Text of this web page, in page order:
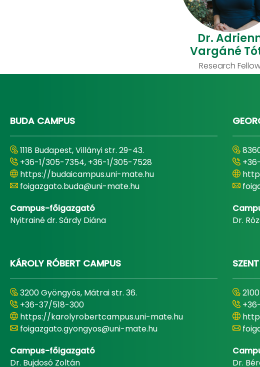
Dr.
Vargáné
Research
BUDA CAMPUS
1118 Budapest, Villányi str. 29-43.
+36-1/305-7354, +36-1/305-7528
https://budaicampus.uni-mate.hu
foigazgato.buda@uni-mate.hu
Campus-főigazgató
Nyitrainé dr. Sárdy Diána
Dr.
KÁROLY RÓBERT CAMPUS
3200 Gyöngyös, Mátrai str. 36.
+36-37/518-300
https://karolyrobertcampus.uni-mate.hu
foigazgato.gyongyos@uni-mate.hu
Campus-főigazgató
Dr. Bujdosó Zoltán
Dr.